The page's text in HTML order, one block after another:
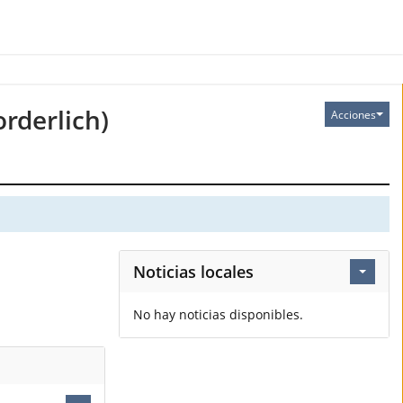
Acciones
Noticias locales
No hay noticias disponibles.